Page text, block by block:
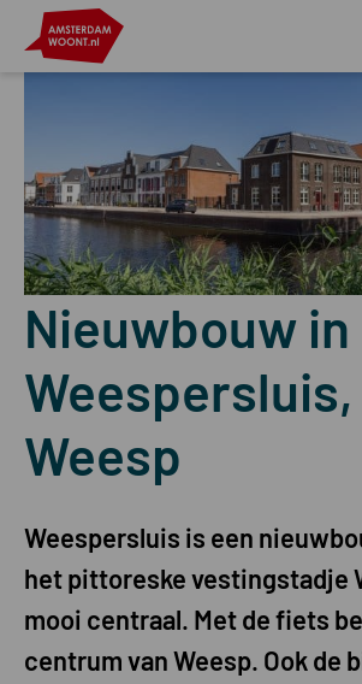
Nieuwbouw in
Weespersluis,
Weesp
Weespersluis is een
het pittoreske vestingstadje
mooi centraal. Met de fiets
centrum van Weesp. Ook de